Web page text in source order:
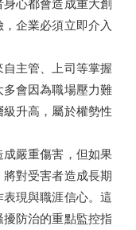
企業必須立即介入
自主管、上司等掌握
會因為職場壓力難
升高，屬於權勢性
嚴重傷害，但如果
對受害者造成長期
現與職涯信心。這
防治的重點監控指